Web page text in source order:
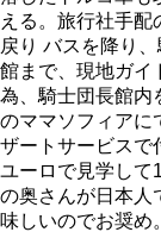
える。旅行社手
戻り バスを降り
館まで、現地ガイ
為、騎士団長館内
のママソフィアに
ザートサービスで
ユーロで見学して
の奥さんが日本人
味しいのでお奨め